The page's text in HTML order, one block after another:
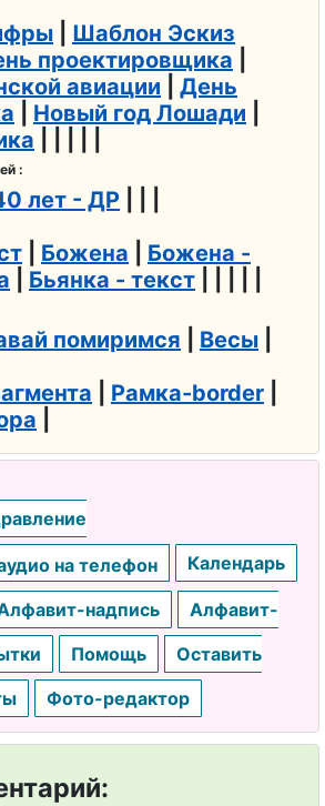
Шаблон Эскиз
проектировщика
авиации
День
Новый год Лошади
:
лет - ДР
Божена
Божена -
Бьянка - текст
помиримся Весы
Рамка-border
Календарь
надпись
Алфавит-
Помощь
Оставить
Фото-редактор